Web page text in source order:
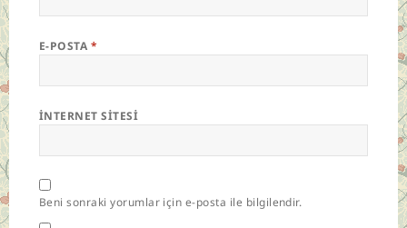
E-POSTA *
İNTERNET SITESI
Beni sonraki yorumlar için e-posta ile bilgilendir.